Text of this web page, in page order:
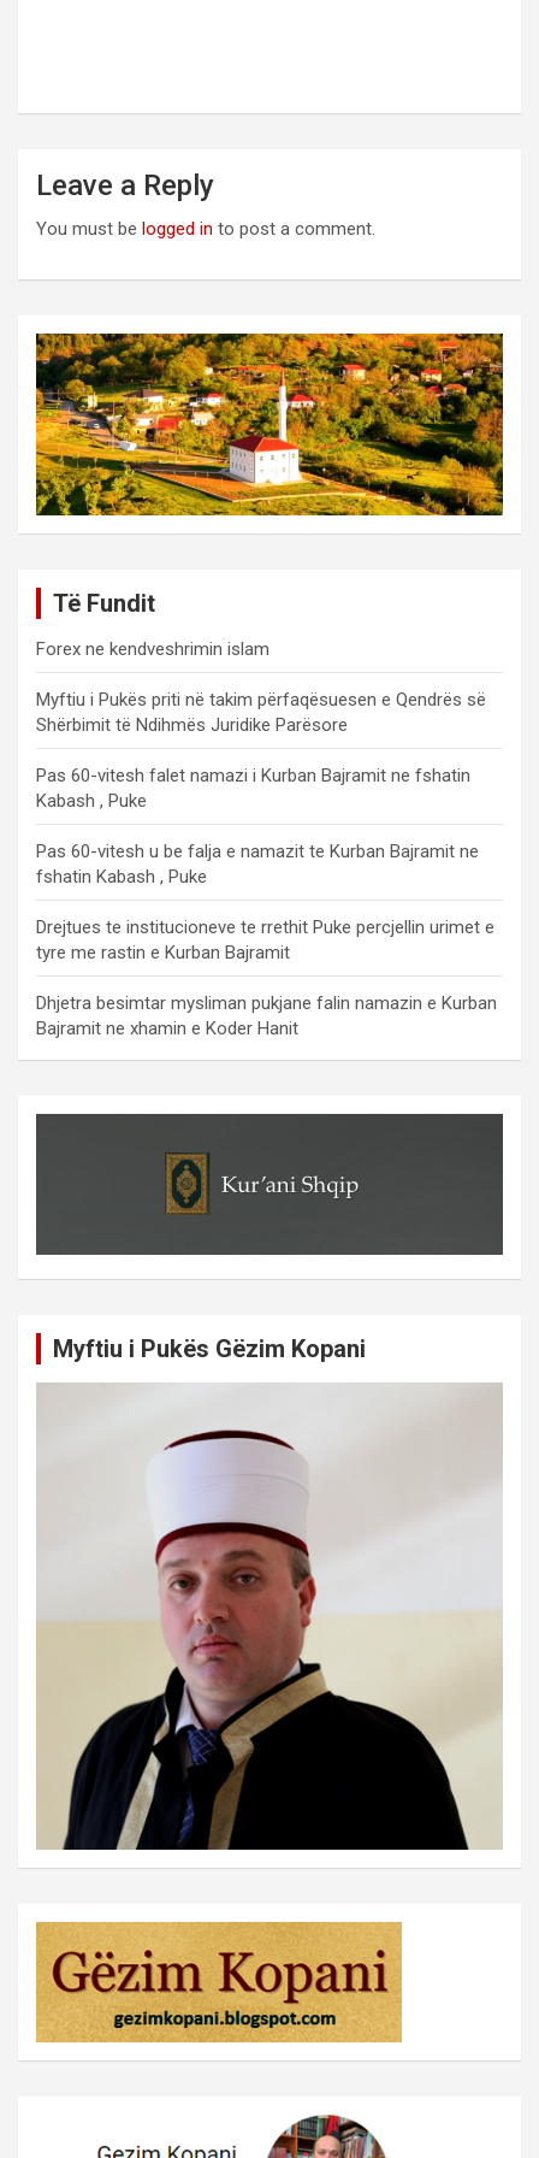
Leave a Reply
You must be logged in to post a comment.
Të Fundit
Forex ne kendveshrimin islam
Myftiu i Pukës priti në takim përfaqësuesen e Qendrës së
Shërbimit të Ndihmës Juridike Parësore
Pas 60-vitesh falet namazi i Kurban Bajramit ne fshatin
Kabash , Puke
Pas 60-vitesh u be falja e namazit te Kurban Bajramit ne
fshatin Kabash , Puke
Drejtues te institucioneve te rrethit Puke percjellin urimet e
tyre me rastin e Kurban Bajramit
Dhjetra besimtar mysliman pukjane falin namazin e Kurban
Bajramit ne xhamin e Koder Hanit
Myftiu i Pukës Gëzim Kopani